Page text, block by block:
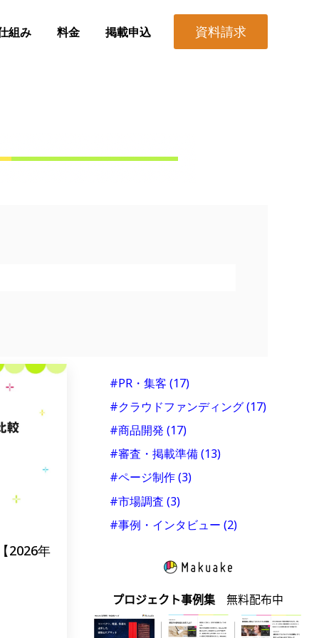
組み 料金 掲載申込 資料請求
2026年
#PR・集客(17)
#クラウドファンディング(17)
#商品開発(17)
#審査・掲載準備(13)
#ページ制作(3)
#市場調査(3)
#事例・インタビュー(2)